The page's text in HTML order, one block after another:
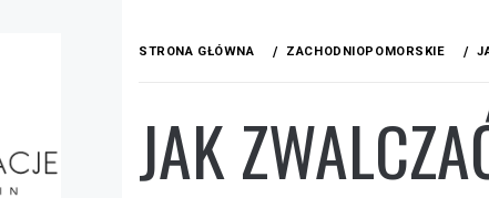
STRONA GŁÓWNA ZACHODNIOPOMORSKIE
JAK